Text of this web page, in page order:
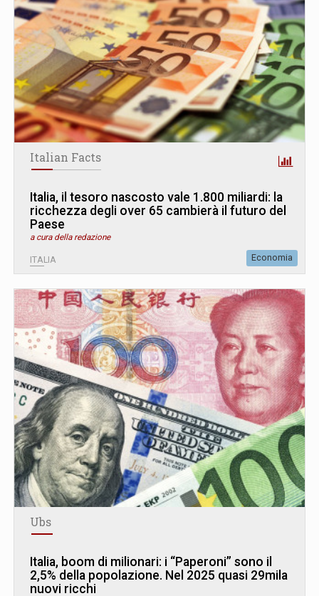
Italian Facts
Italia, il tesoro nascosto vale 1.800 miliardi: la
ricchezza degli over 65 cambierà il futuro del
Paese
a cura della redazione
ITALIA Economia
Ubs
Italia, boom di milionari: i “Paperoni” sono il
2,5% della popolazione. Nel 2025 quasi 29mila
nuovi ricchi